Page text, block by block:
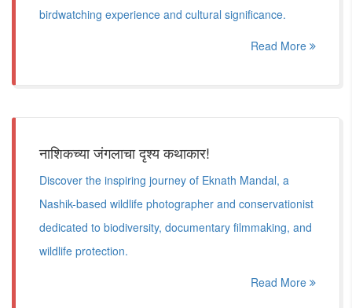
birdwatching experience and cultural significance.
Read More
नाशिकच्या जंगलाचा दृश्य कथाकार!
Discover the inspiring journey of Eknath Mandal, a
Nashik-based wildlife photographer and conservationist
dedicated to biodiversity, documentary filmmaking, and
wildlife protection.
Read More